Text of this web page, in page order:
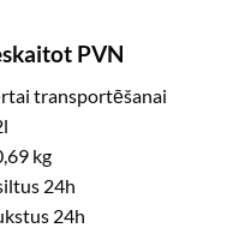
PVN
transportēšanai
kg
24h
24h